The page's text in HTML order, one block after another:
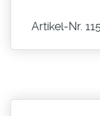
Artikel-Nr.